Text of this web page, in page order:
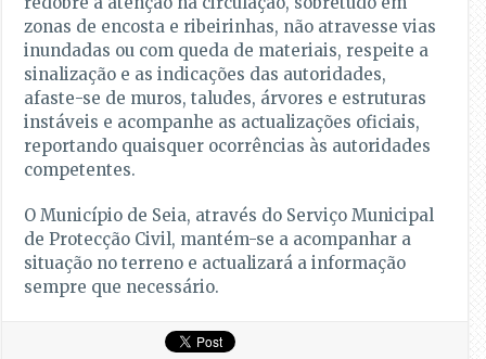
zonas de encosta e ribeirinhas, não atravesse vias
inundadas ou com queda de materiais, respeite a
sinalização e as indicações das autoridades,
afaste-se de muros, taludes, árvores e estruturas
instáveis e acompanhe as actualizações oficiais,
reportando quaisquer ocorrências às autoridades
competentes.
O Município de Seia, através do Serviço Municipal
de Protecção Civil, mantém-se a acompanhar a
situação no terreno e actualizará a informação
sempre que necessário.